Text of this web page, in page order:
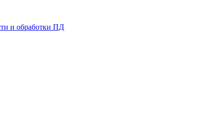
и обработки ПД